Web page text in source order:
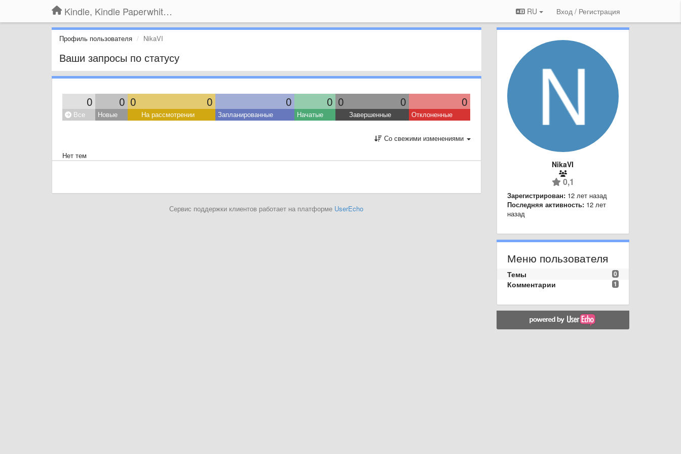
Kindle, Kindle Paperwhite, Kindle Voyage RU Вход / Регистрация
Профиль пользователя NikaVI
Ваши запросы по статусу
0 0 0 0 0 0 0 0 0
Все Новые На рассмотрении Запланированные Начатые Завершенные Отклоненные
Со свежими изменениями
Нет тем
Сервис поддержки клиентов работает на платформе UserEcho
NikaVI
0,1
Зарегистрирован: 12 лет назад
Последняя активность: 12 лет
назад
Меню пользователя
0
Темы
1
Комментарии